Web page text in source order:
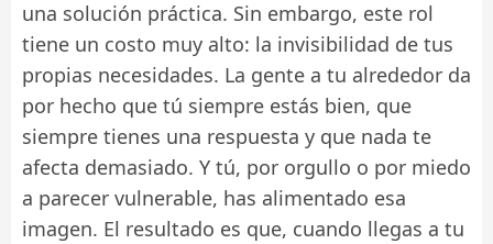
una solución práctica. Sin embargo, este rol
tiene un costo muy alto: la invisibilidad de tus
propias necesidades. La gente a tu alrededor da
por hecho que tú siempre estás bien, que
siempre tienes una respuesta y que nada te
afecta demasiado. Y tú, por orgullo o por miedo
a parecer vulnerable, has alimentado esa
imagen. El resultado es que, cuando llegas a tu